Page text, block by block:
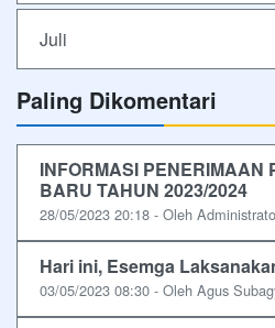
Juli
Paling Dikomentari
INFORMASI PENERIMAAN
BARU TAHUN 2023/2024
28/05/2023 20:18 - Oleh
Hari ini, Esemga
03/05/2023 08:30 - Oleh Agus